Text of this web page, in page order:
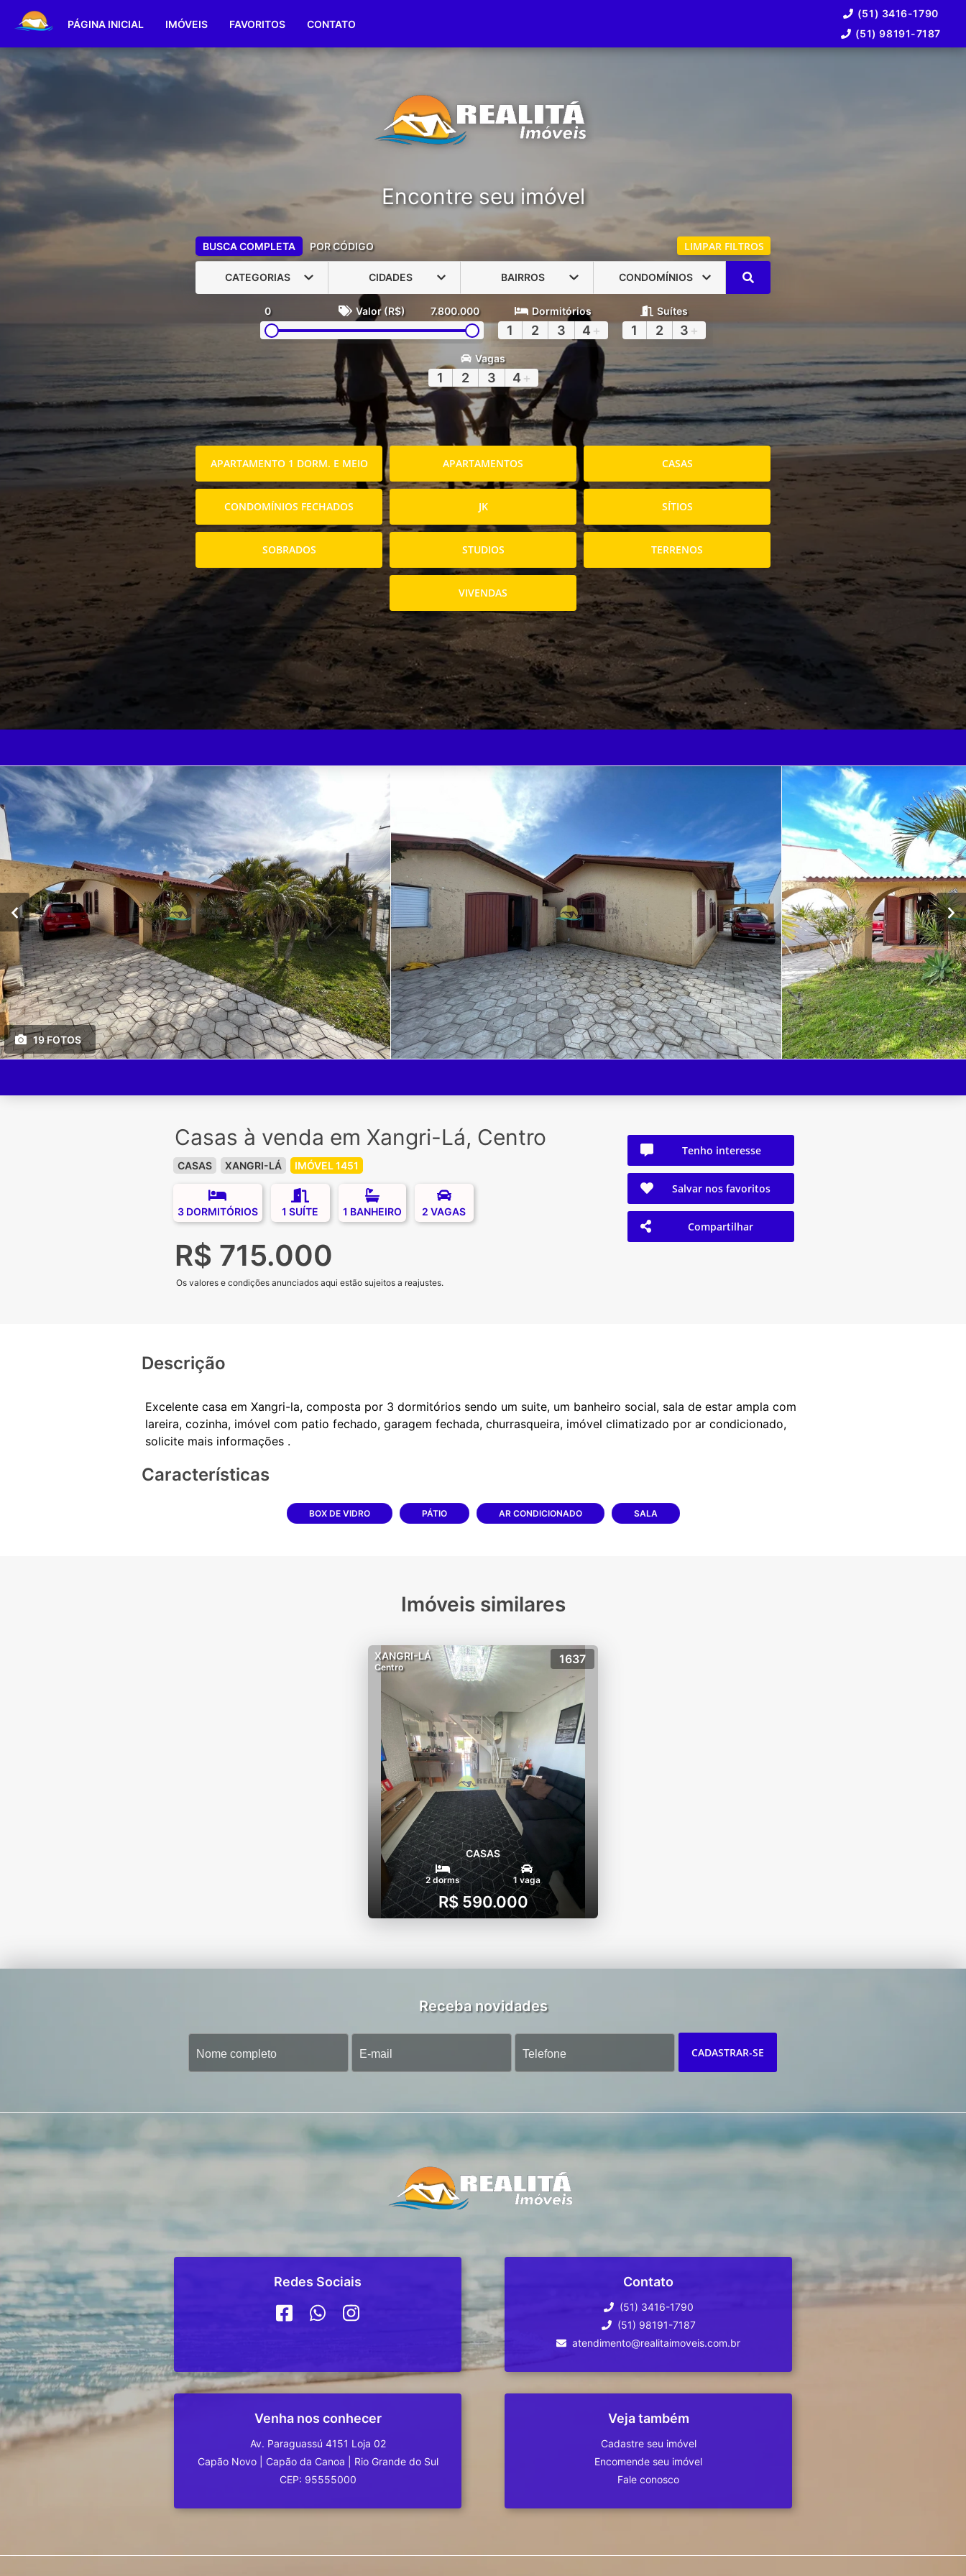
PÁGINA INICIAL IMÓVEIS FAVORITOS CONTATO
(51) 3416-1790
(51) 98191-7187
Encontre seu imóvel
BUSCA COMPLETA POR CÓDIGO LIMPAR FILTROS
CATEGORIAS CIDADES BAIRROS CONDOMÍNIOS
0 Valor (R$) 7.800.000 Dormitórios
1 2 3 4 +
Suítes
1 2 3 +
Vagas
1 2 3 4 +
APARTAMENTO 1 DORM. E MEIO APARTAMENTOS CASAS
CONDOMÍNIOS FECHADOS JK SÍTIOS
SOBRADOS STUDIOS TERRENOS
VIVENDAS
19 FOTOS
Casas à venda em Xangri-Lá, Centro
CASAS XANGRI-LÁ IMÓVEL 1451
3 DORMITÓRIOS 1 SUÍTE 1 BANHEIRO 2 VAGAS
R$ 715.000
Os valores e condições anunciados aqui estão sujeitos a reajustes.
Tenho interesse
Salvar nos favoritos
Compartilhar
Descrição
Excelente casa em Xangri-la, composta por 3 dormitórios sendo um suite, um banheiro social, sala de estar ampla com
lareira, cozinha, imóvel com patio fechado, garagem fechada, churrasqueira, imóvel climatizado por ar condicionado,
Características
BOX DE VIDRO PÁTIO AR CONDICIONADO SALA
Imóveis similares
XANGRI-LÁ
Centro
1637
CASAS
2 dorms 1 vaga
R$ 590.000
Receba novidades
CADASTRAR-SE
Redes Sociais Contato
(51) 3416-1790
(51) 98191-7187
atendimento@realitaimoveis.com.br
Venha nos conhecer
Av. Paraguassú 4151 Loja 02
Capão Novo
Capão da Canoa
Rio Grande do Sul
CEP: 95555000
Veja também
Cadastre seu imóvel
Encomende seu imóvel
Fale conosco